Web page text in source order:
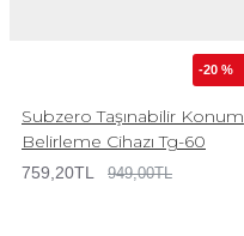
-20 %
Subzero Taşınabilir Konum
Belirleme Cihazı Tg-60
759,20TL 949,00TL